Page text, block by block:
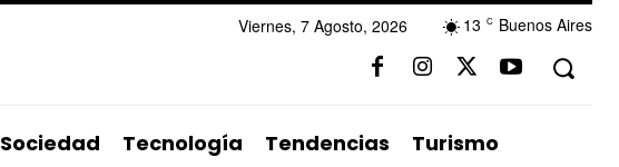
13 C Buenos Aires
Viernes, 7 Agosto, 2026
Sociedad Tecnología Tendencias Turismo